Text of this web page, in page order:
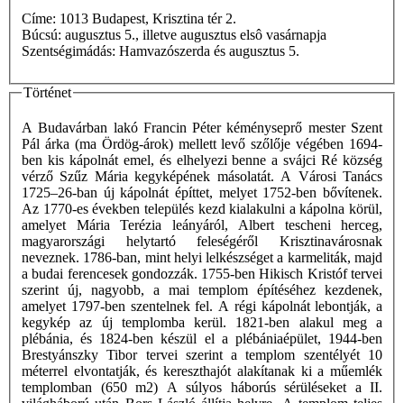
Címe: 1013 Budapest, Krisztina tér 2.
Búcsú: augusztus 5., illetve augusztus elsô vasárnapja
Szentségimádás: Hamvazószerda és augusztus 5.
Történet
A Budavárban lakó Francin Péter kéményseprő mester Szent
Pál árka (ma Ördög-árok) mellett levő szőlője végében 1694-
ben kis kápolnát emel, és elhelyezi benne a svájci Ré község
vérző Szűz Mária kegyképének másolatát. A Városi Tanács
1725–26-ban új kápolnát építtet, melyet 1752-ben bővítenek.
Az 1770-es években település kezd kialakulni a kápolna körül,
amelyet Mária Terézia leányáról, Albert tescheni herceg,
magyarországi helytartó feleségéről Krisztinavárosnak
neveznek. 1786-ban, mint helyi lelkészséget a karmeliták, majd
a budai ferencesek gondozzák. 1755-ben Hikisch Kristóf tervei
szerint új, nagyobb, a mai templom építéséhez kezdenek,
amelyet 1797-ben szentelnek fel. A régi kápolnát lebontják, a
kegykép az új templomba kerül. 1821-ben alakul meg a
plébánia, és 1824-ben készül el a plébániaépület, 1944-ben
Brestyánszky Tibor tervei szerint a templom szentélyét 10
méterrel elvontatják, és kereszthajót alakítanak ki a műemlék
templomban (650 m2) A súlyos háborús sérüléseket a II.